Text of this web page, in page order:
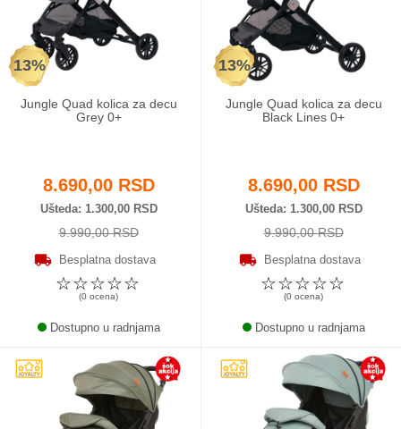
Odeća i obuća
Igračke za bebe i decu
AKCIJA
Call Centar
011 438 1 000
13%
Jungle Quad kolica za decu
Grey 0+
8.690,00 RSD
Ušteda 1.300,00 RSD
9.990,00 RSD
Besplatna dostava
☆
☆
☆
☆
☆
(0 ocena)
Dostupno u radnjama
13%
Jungle Quad kolica za decu
Black Lines 0+
8.690,00 RSD
Ušteda 1.300,00 RSD
9.990,00 RSD
Besplatna dostava
☆
☆
☆
☆
☆
(0 ocena)
Dostupno u radnjama